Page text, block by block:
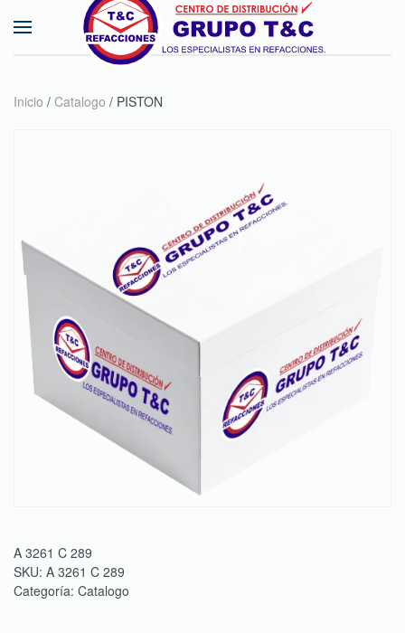
Skip to main content
Inicio / Catalogo / PISTON
A 3261 C 289
SKU: A 3261 C 289
Categoría: Catalogo